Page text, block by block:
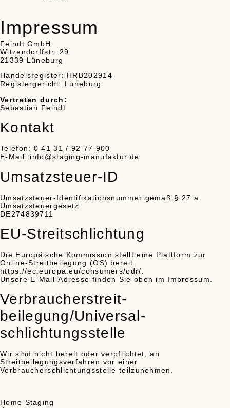
Impressum
Feindt GmbH
Witzendorffstr. 29
21339 Lüneburg
Handelsregister: HRB202914
Registergericht: Lüneburg
Vertreten durch:
Sebastian Feindt
Kontakt
Telefon: 0 41 31 / 92 77 900
E-Mail: info@staging-manufaktur.de
Umsatzsteuer-ID
Umsatzsteuer-Identifikationsnummer gemäß § 27 a
Umsatzsteuergesetz:
DE274839711
EU-Streitschlichtung
Die Europäische Kommission stellt eine Plattform zur
Online-Streitbeilegung (OS) bereit:
https://ec.europa.eu/consumers/odr/
Unsere E-Mail-Adresse finden Sie oben im Impressum.
Verbraucher­streit­
beilegung/Universal­
schlichtungs­stelle
Wir sind nicht bereit oder verpflichtet, an
Streitbeilegungsverfahren vor einer
Verbraucherschlichtungsstelle teilzunehmen.
Home Staging